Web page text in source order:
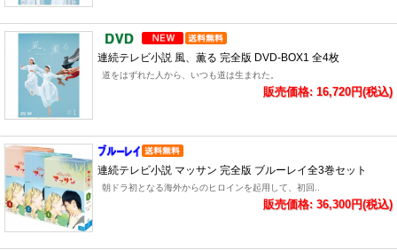
連続テレビ小説 風、薫る 完全版 DVD-BOX1 全4枚
道をはずれた人から、いつも道は生まれた。
販売価格: 16,720円(税込)
連続テレビ小説 マッサン 完全版 ブルーレイ全3巻セット
朝ドラ初となる海外からのヒロインを起用して、初回..
販売価格: 36,300円(税込)